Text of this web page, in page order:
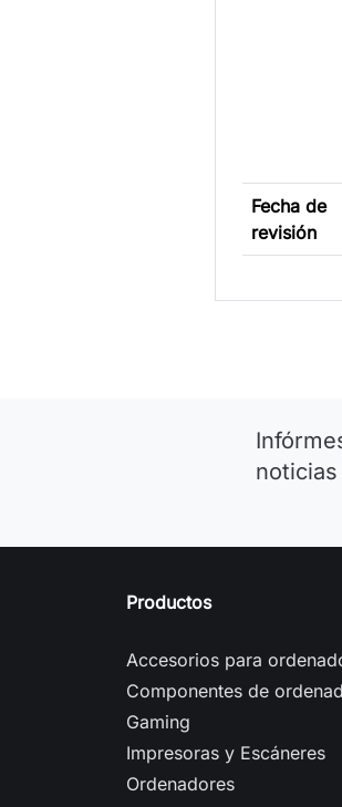
Fecha de
revisión
Productos
Accesorios para
Componentes de
Gaming
Impresoras y Escáneres
Ordenadores